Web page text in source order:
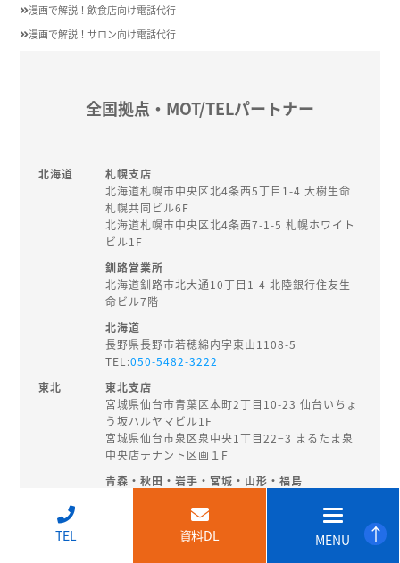
↑
漫画で解説！飲食店向け電話代行
漫画で解説！サロン向け電話代行
全国拠点・MOT/TELパートナー
北海道
札幌支店
北海道札幌市中央区北4条西5丁目1-4 大樹生命
札幌共同ビル6F
北海道札幌市中央区北4条西7-1-5 札幌ホワイト
ビル1F
釧路営業所
北海道釧路市北大通10丁目1-4 北陸銀行住友生
命ビル7階
北海道
長野県長野市若穂綿内字東山1108-5
TEL:050-5482-3222
東北
東北支店
宮城県仙台市青葉区本町2丁目10-23 仙台いちょ
う坂ハルヤマビル1F
宮城県仙台市泉区泉中央1丁目22−3 まるたま泉
中央店テナント区画１F
青森・秋田・岩手・宮城・山形・福島
018-874-8202
北陸・
TEL 資料DL MENU